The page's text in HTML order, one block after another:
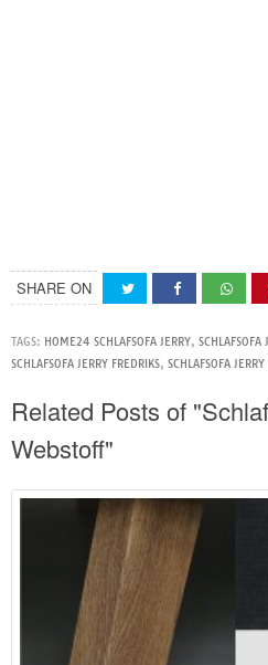
SHARE ON
TAGS: HOME24 SCHLAFSOFA JERRY, SCHLAFSOFA
SCHLAFSOFA JERRY FREDRIKS, SCHLAFSOFA
Related Posts of
Webstoff"